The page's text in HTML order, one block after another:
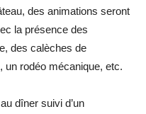
des animations seront
la présence des
des calèches de
un rodéo mécanique, etc.
dîner suivi d’un